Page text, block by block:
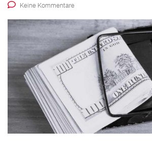
Keine Kommentare